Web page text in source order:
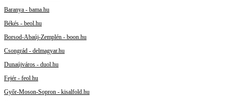
Baranya - bama.hu
Békés - beol.hu
Borsod-Abaúj-Zemplén - boon.hu
Csongrád - delmagyar.hu
Dunaújváros - duol.hu
Fejér - feol.hu
Győr-Moson-Sopron - kisalfold.hu